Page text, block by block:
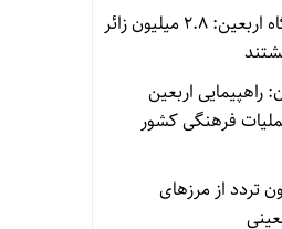
فرمانده قرارگاه اربعین: ۲.۸ میلیون زائر
راهپیمایی اربعین
فرهنگی کشور
میلیون تردد از مرزهای